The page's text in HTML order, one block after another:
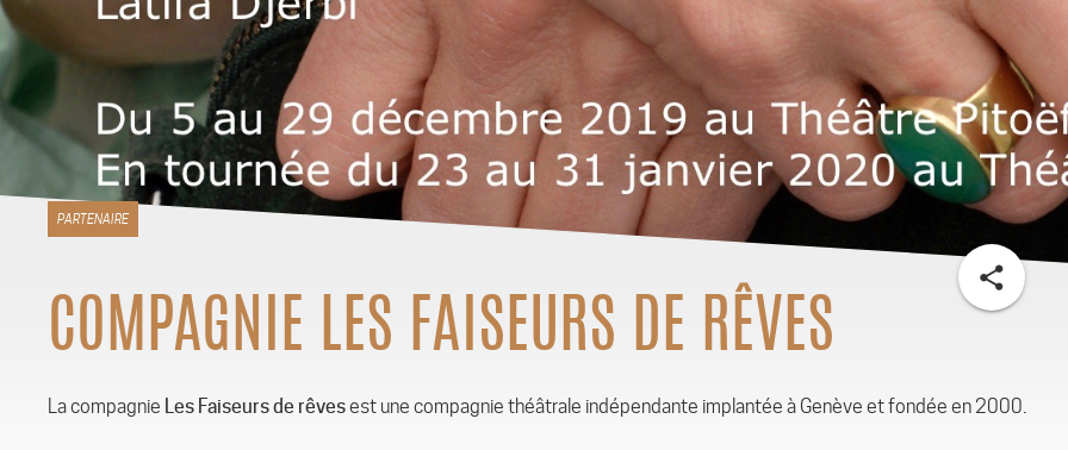
PARTENAIRE
share
COMPAGNIE LES FAISEURS DE RÊVES
La compagnie Les Faiseurs de rêvesest une compagnie théâtrale indépendante implantée à Genève et fondée en 2000.